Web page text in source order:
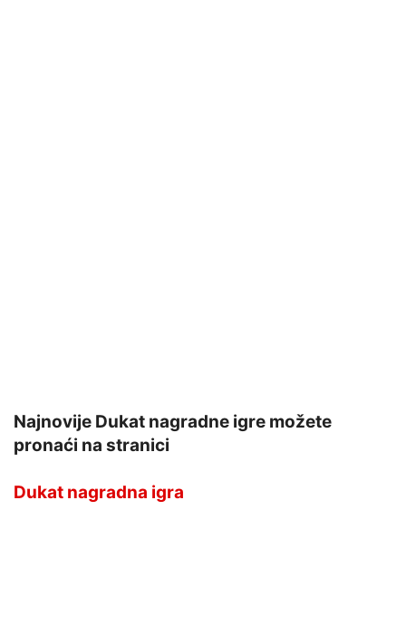
Najnovije Dukat nagradne igre možete
pronaći na stranici
Dukat nagradna igra